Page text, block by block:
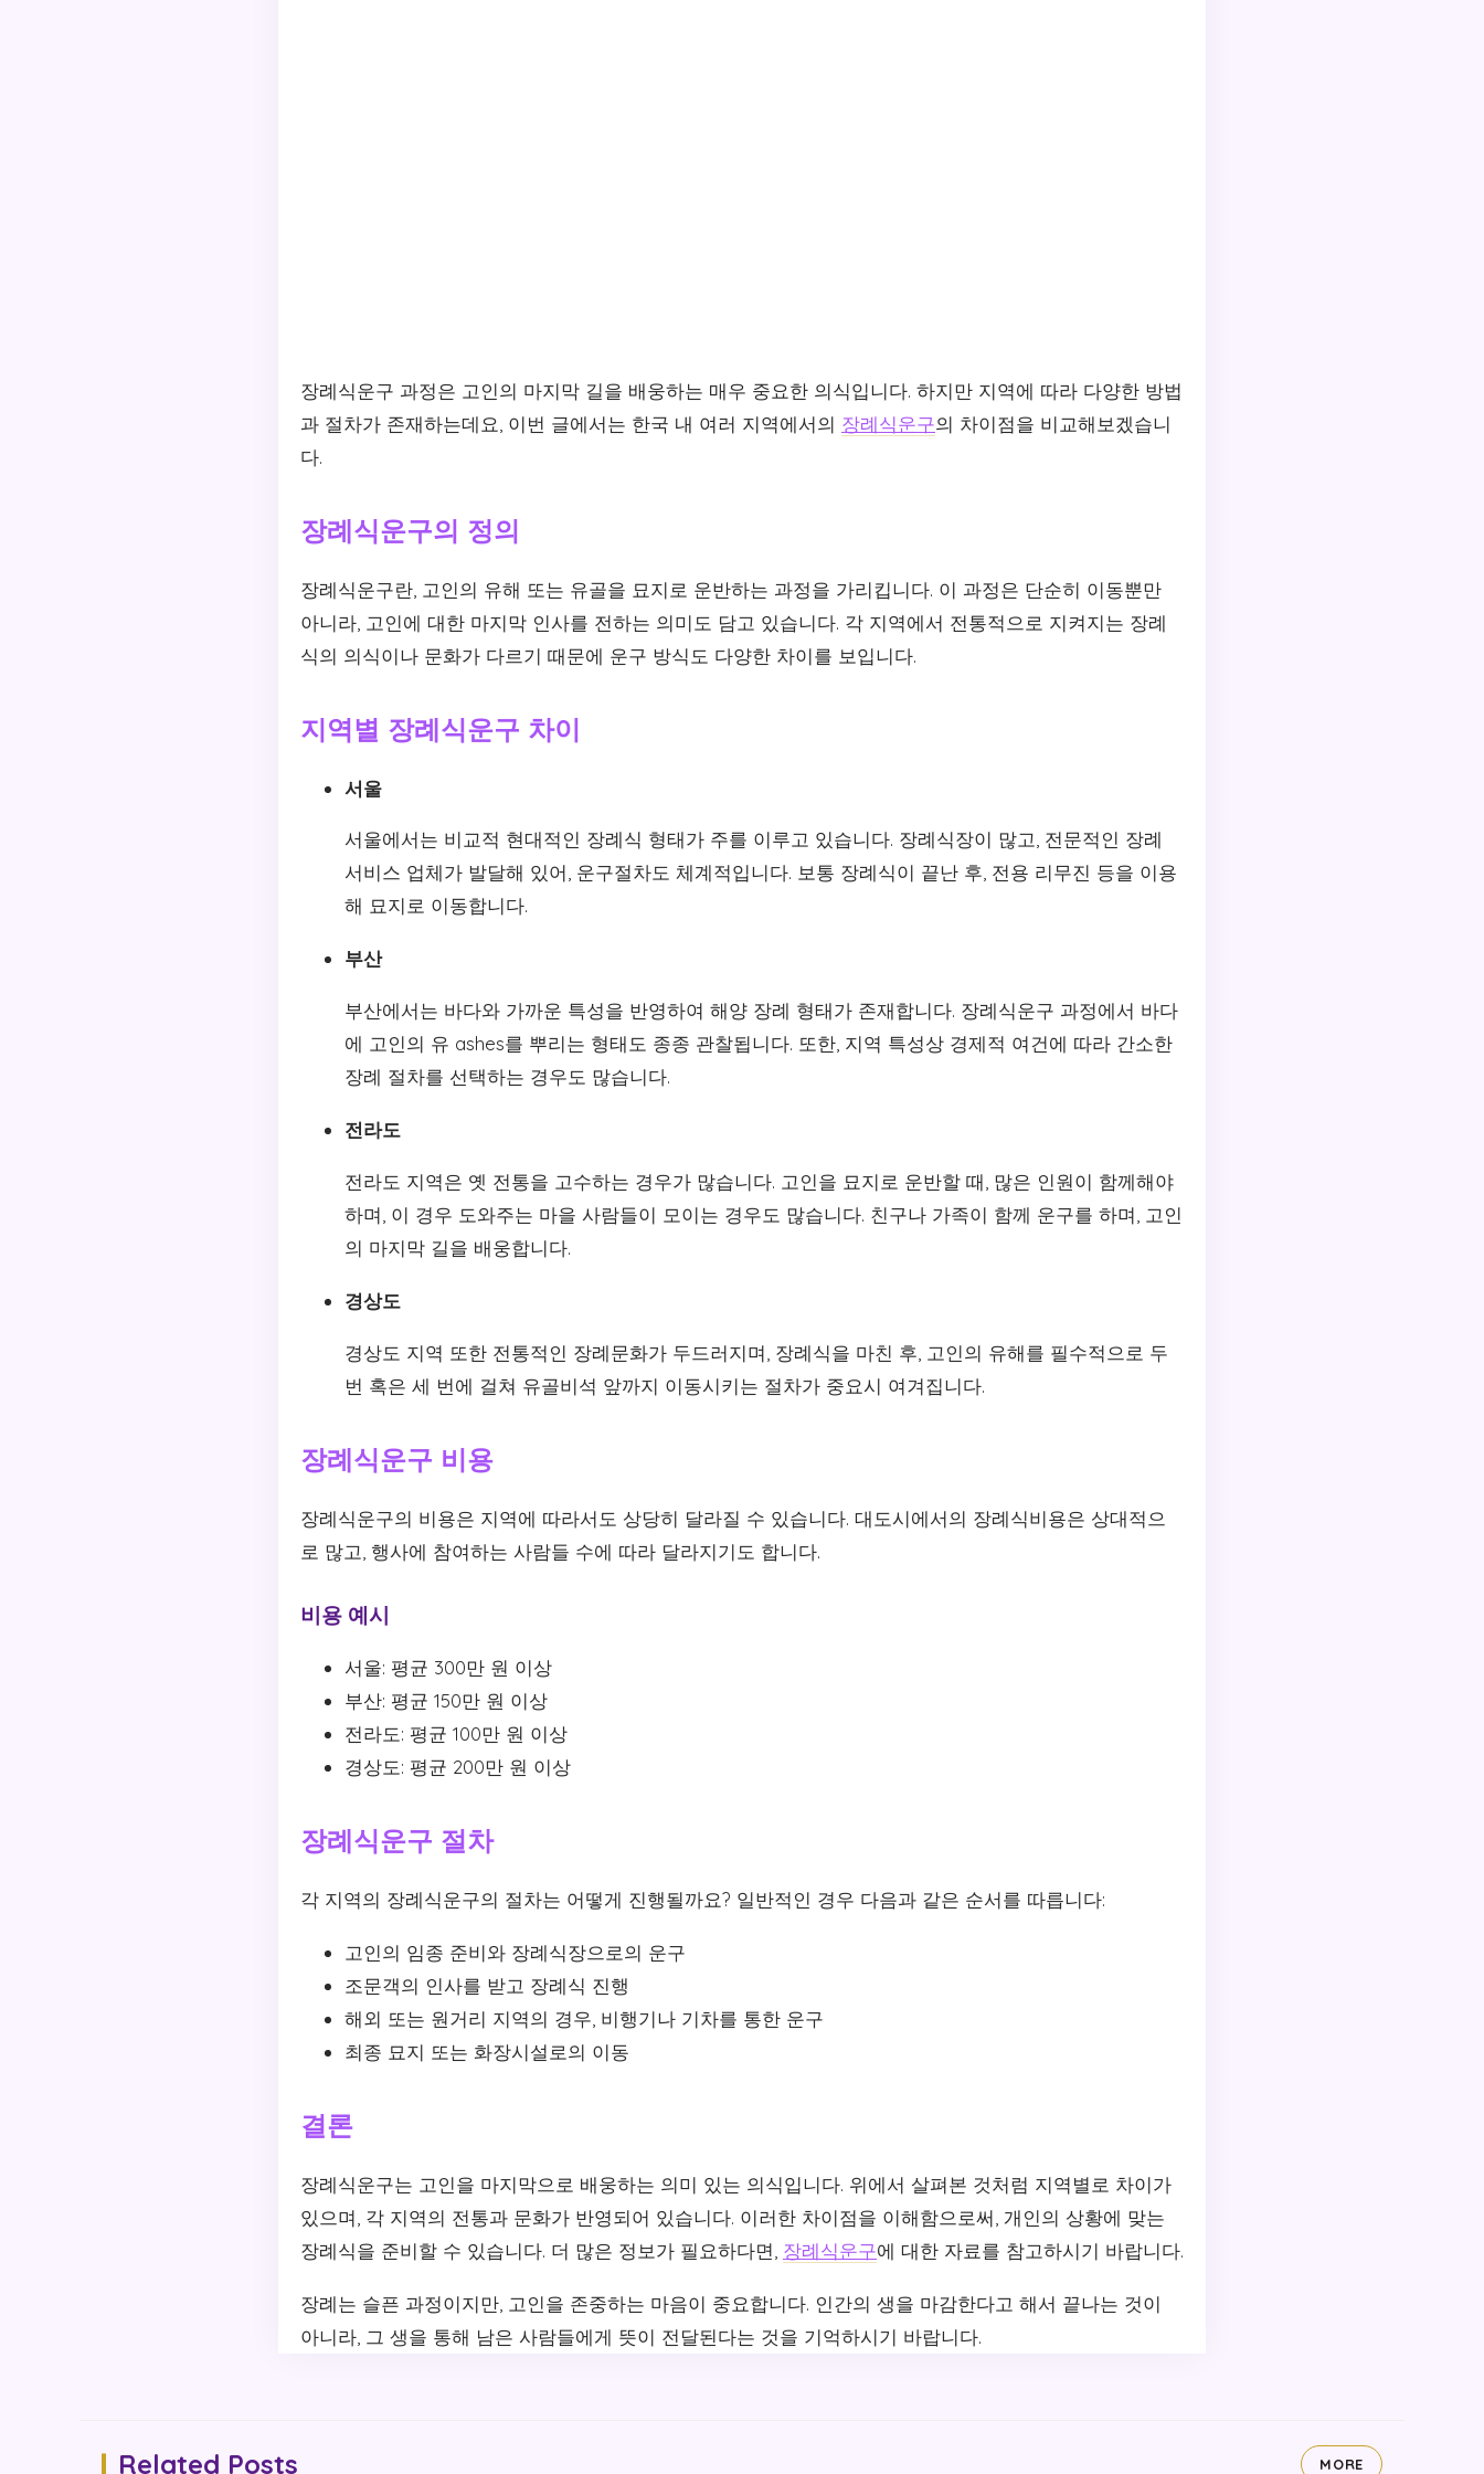
장례식운구 과정은 고인의 마지막 길을 배웅하는 매우 중요한 의식입니다. 하지만 지역에 따라 다양한 방법
과 절차가 존재하는데요, 이번 글에서는 한국 내 여러 지역에서의 장례식운구의 차이점을 비교해보겠습니
다.
장례식운구의 정의
장례식운구란, 고인의 유해 또는 유골을 묘지로 운반하는 과정을 가리킵니다. 이 과정은 단순히 이동뿐만
아니라, 고인에 대한 마지막 인사를 전하는 의미도 담고 있습니다. 각 지역에서 전통적으로 지켜지는 장례
식의 의식이나 문화가 다르기 때문에 운구 방식도 다양한 차이를 보입니다.
지역별 장례식운구 차이
서울
서울에서는 비교적 현대적인 장례식 형태가 주를 이루고 있습니다. 장례식장이 많고, 전문적인 장례
서비스 업체가 발달해 있어, 운구절차도 체계적입니다. 보통 장례식이 끝난 후, 전용 리무진 등을 이용
해 묘지로 이동합니다.
부산
부산에서는 바다와 가까운 특성을 반영하여 해양 장례 형태가 존재합니다. 장례식운구 과정에서 바다
에 고인의 유 ashes를 뿌리는 형태도 종종 관찰됩니다. 또한, 지역 특성상 경제적 여건에 따라 간소한
장례 절차를 선택하는 경우도 많습니다.
전라도
전라도 지역은 옛 전통을 고수하는 경우가 많습니다. 고인을 묘지로 운반할 때, 많은 인원이 함께해야
하며, 이 경우 도와주는 마을 사람들이 모이는 경우도 많습니다. 친구나 가족이 함께 운구를 하며, 고인
의 마지막 길을 배웅합니다.
경상도
경상도 지역 또한 전통적인 장례문화가 두드러지며, 장례식을 마친 후, 고인의 유해를 필수적으로 두
번 혹은 세 번에 걸쳐 유골비석 앞까지 이동시키는 절차가 중요시 여겨집니다.
장례식운구 비용
장례식운구의 비용은 지역에 따라서도 상당히 달라질 수 있습니다. 대도시에서의 장례식비용은 상대적으
로 많고, 행사에 참여하는 사람들 수에 따라 달라지기도 합니다.
비용 예시
서울: 평균 300만 원 이상
부산: 평균 150만 원 이상
전라도: 평균 100만 원 이상
경상도: 평균 200만 원 이상
장례식운구 절차
각 지역의 장례식운구의 절차는 어떻게 진행될까요? 일반적인 경우 다음과 같은 순서를 따릅니다:
고인의 임종 준비와 장례식장으로의 운구
조문객의 인사를 받고 장례식 진행
해외 또는 원거리 지역의 경우, 비행기나 기차를 통한 운구
최종 묘지 또는 화장시설로의 이동
결론
장례식운구는 고인을 마지막으로 배웅하는 의미 있는 의식입니다. 위에서 살펴본 것처럼 지역별로 차이가
있으며, 각 지역의 전통과 문화가 반영되어 있습니다. 이러한 차이점을 이해함으로써, 개인의 상황에 맞는
장례식을 준비할 수 있습니다. 더 많은 정보가 필요하다면, 장례식운구에 대한 자료를 참고하시기 바랍니다.
장례는 슬픈 과정이지만, 고인을 존중하는 마음이 중요합니다. 인간의 생을 마감한다고 해서 끝나는 것이
아니라, 그 생을 통해 남은 사람들에게 뜻이 전달된다는 것을 기억하시기 바랍니다.
Related Posts MORE